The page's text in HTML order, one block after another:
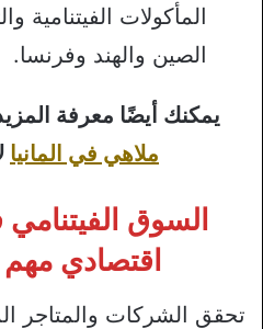
المأكولات الفيتنامية
الصين والهند وفرنسا.
يمكنك أيضًا معرفة
ملاهي في المانيا
السوق
اقتصادي مهم
تحقق الشركات والمتاجر